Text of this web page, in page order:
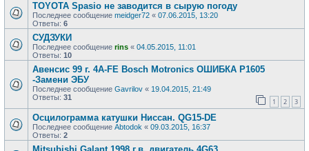
TOYOTA Spasio не заводится в сырую погоду
Последнее сообщение meidger72 « 07.06.2015, 13:20
Ответы: 6
СУДЗУКИ
Последнее сообщение rins « 04.05.2015, 11:01
Ответы: 10
Авенсис 99 г. 4А-FE Bosch Motronics ОШИБКА P1605
-Замени ЭБУ
Последнее сообщение Gavrilov « 19.04.2015, 21:49
Ответы: 31 1 2 3
Осцилограмма катушки Ниссан. QG15-DE
Последнее сообщение Abtodok « 09.03.2015, 16:37
Ответы: 2